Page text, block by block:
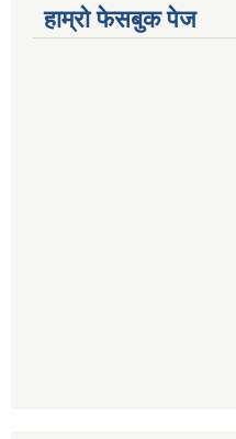
हाम्रो फेसबुक पेज